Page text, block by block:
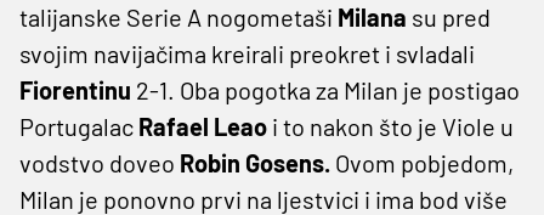
talijanske Serie A nogometaši Milana su pred
svojim navijačima kreirali preokret i svladali
Fiorentinu 2-1. Oba pogotka za Milan je postigao
Portugalac Rafael Leao i to nakon što je Viole u
vodstvo doveo Robin Gosens. Ovom pobjedom,
Milan je ponovno prvi na ljestvici i ima bod više